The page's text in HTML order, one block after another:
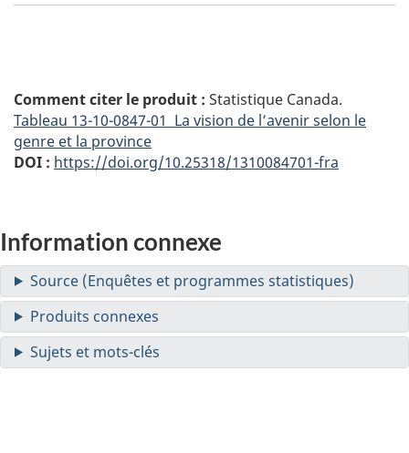
Comment citer le produit : Statistique Canada.
Tableau 13-10-0847-01 La vision de l’avenir selon le
genre et la province
DOI : https://doi.org/10.25318/1310084701-fra
Information connexe